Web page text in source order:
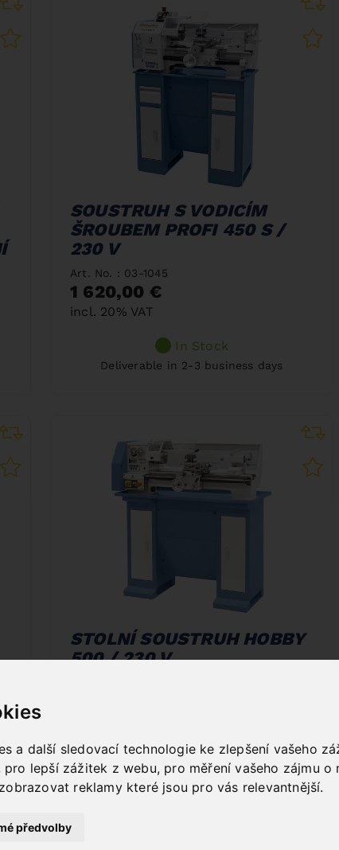
a další sledovací technologie ke zlepšení vašeho
pro lepší zážitek z webu, pro měření vašeho zájmu
reklamy které jsou pro vás relevantnější.
předvolby
SOUSTRUH S VODICÍM
ŠROUBEM PROFI 450 S /
230 V
Art. No. : 03-1045
1 620,00 €
incl. 20% VAT
In Stock
Deliverable in 2-3 business days
STOLNÍ SOUSTRUH HOBBY
500 / 230 V
In Stock
Deliverable in 2-3 business days